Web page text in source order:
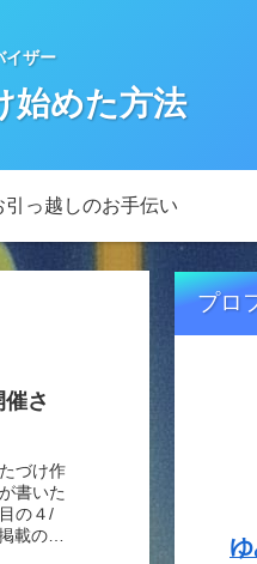
イザー
始めた方法
引っ越しのお手伝い
さ
づけ作
書いた
の４/
載の許
プロ